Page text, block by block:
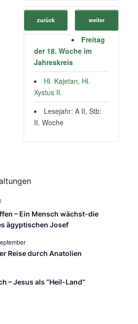
zurück weiter
Freitag
der 18. Woche im
Jahreskreis
Hl. Kajetan, Hl.
Xystus II.
Lesejahr: A II, Stb:
II. Woche
– Ein Mensch wächst-die
ägyptischen Josef
Reise durch Anatolien
– Jesus als “Heil-Land”